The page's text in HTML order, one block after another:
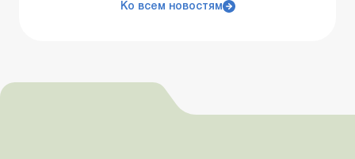
Ко всем новостям